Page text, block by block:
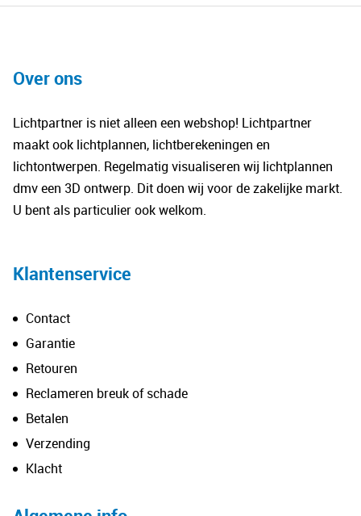
heeft
kan
gekozen
worden
op
de
Over ons
Lichtpartner is niet alleen een webshop! Lichtpartner
maakt ook lichtplannen, lichtberekeningen en
lichtontwerpen. Regelmatig visualiseren wij lichtplannen
dmv een 3D ontwerp. Dit doen wij voor de zakelijke markt.
U bent als particulier ook welkom.
Klantenservice
Contact
Garantie
Retouren
Reclameren breuk of schade
Betalen
Verzending
Klacht